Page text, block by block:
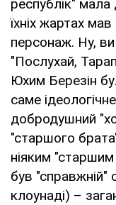
республік"
їхніх жартах
персонаж. Ну,
"Послухай,
Юхим Березін
саме
добродушний
"старшого
ніяким
був "справжній"
клоунаді) –